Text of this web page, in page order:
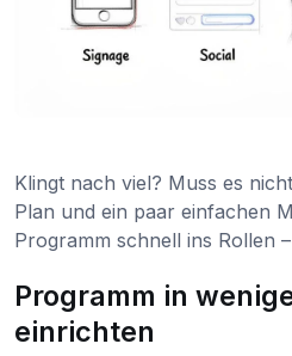
Klingt nach viel? Muss es
Plan und ein paar einfachen
Programm schnell ins Rollen
Programm in
einrichten